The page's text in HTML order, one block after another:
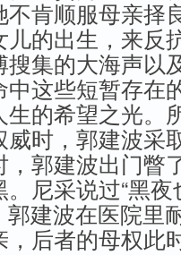
肯顺服母亲择
的出生，来反
搜集的大海声
这些短暂存在
的希望之光。
时，郭建波采
郭建波出门瞥
尼采说过“黑
郭建波在医院里
后者的母权此